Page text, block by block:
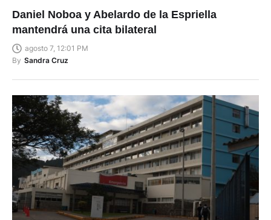
Daniel Noboa y Abelardo de la Espriella
mantendrá una cita bilateral
agosto 7, 12:01 PM
By Sandra Cruz